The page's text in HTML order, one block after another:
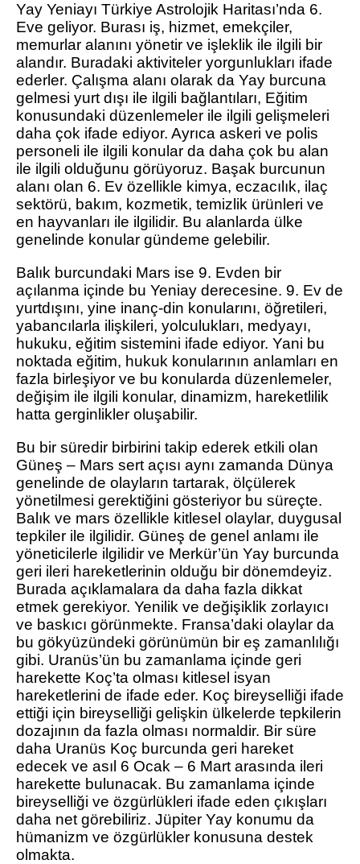
Yay Yeniayı Türkiye Astrolojik Haritası’nda 6.
Eve geliyor. Burası iş, hizmet, emekçiler,
memurlar alanını yönetir ve işleklik ile ilgili bir
alandır. Buradaki aktiviteler yorgunlukları ifade
ederler. Çalışma alanı olarak da Yay burcuna
gelmesi yurt dışı ile ilgili bağlantıları, Eğitim
konusundaki düzenlemeler ile ilgili gelişmeleri
daha çok ifade ediyor. Ayrıca askeri ve polis
personeli ile ilgili konular da daha çok bu alan
ile ilgili olduğunu görüyoruz. Başak burcunun
alanı olan 6. Ev özellikle kimya, eczacılık, ilaç
sektörü, bakım, kozmetik, temizlik ürünleri ve
en hayvanları ile ilgilidir. Bu alanlarda ülke
genelinde konular gündeme gelebilir.
Balık burcundaki Mars ise 9. Evden bir
açılanma içinde bu Yeniay derecesine. 9. Ev de
yurtdışını, yine inanç-din konularını, öğretileri,
yabancılarla ilişkileri, yolculukları, medyayı,
hukuku, eğitim sistemini ifade ediyor. Yani bu
noktada eğitim, hukuk konularının anlamları en
fazla birleşiyor ve bu konularda düzenlemeler,
değişim ile ilgili konular, dinamizm, hareketlilik
hatta gerginlikler oluşabilir.
Bu bir süredir birbirini takip ederek etkili olan
Güneş – Mars sert açısı aynı zamanda Dünya
genelinde de olayların tartarak, ölçülerek
yönetilmesi gerektiğini gösteriyor bu süreçte.
Balık ve mars özellikle kitlesel olaylar, duygusal
tepkiler ile ilgilidir. Güneş de genel anlamı ile
yöneticilerle ilgilidir ve Merkür’ün Yay burcunda
geri ileri hareketlerinin olduğu bir dönemdeyiz.
Burada açıklamalara da daha fazla dikkat
etmek gerekiyor. Yenilik ve değişiklik zorlayıcı
ve baskıcı görünmekte. Fransa’daki olaylar da
bu gökyüzündeki görünümün bir eş zamanlılığı
gibi. Uranüs’ün bu zamanlama içinde geri
harekette Koç’ta olması kitlesel isyan
hareketlerini de ifade eder. Koç bireyselliği ifade
ettiği için bireyselliği gelişkin ülkelerde tepkilerin
dozajının da fazla olması normaldir. Bir süre
daha Uranüs Koç burcunda geri hareket
edecek ve asıl 6 Ocak – 6 Mart arasında ileri
harekette bulunacak. Bu zamanlama içinde
bireyselliği ve özgürlükleri ifade eden çıkışları
daha net görebiliriz. Jüpiter Yay konumu da
hümanizm ve özgürlükler konusuna destek
olmakta.